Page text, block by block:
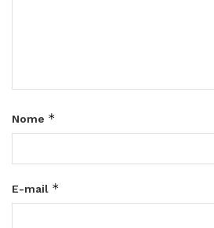
Nome *
E-mail *